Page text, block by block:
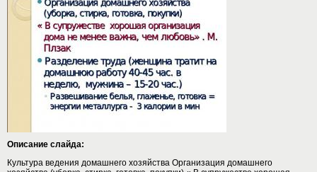
Описание слайда:
Культура ведения домашнего хозяйства Организация домашнего